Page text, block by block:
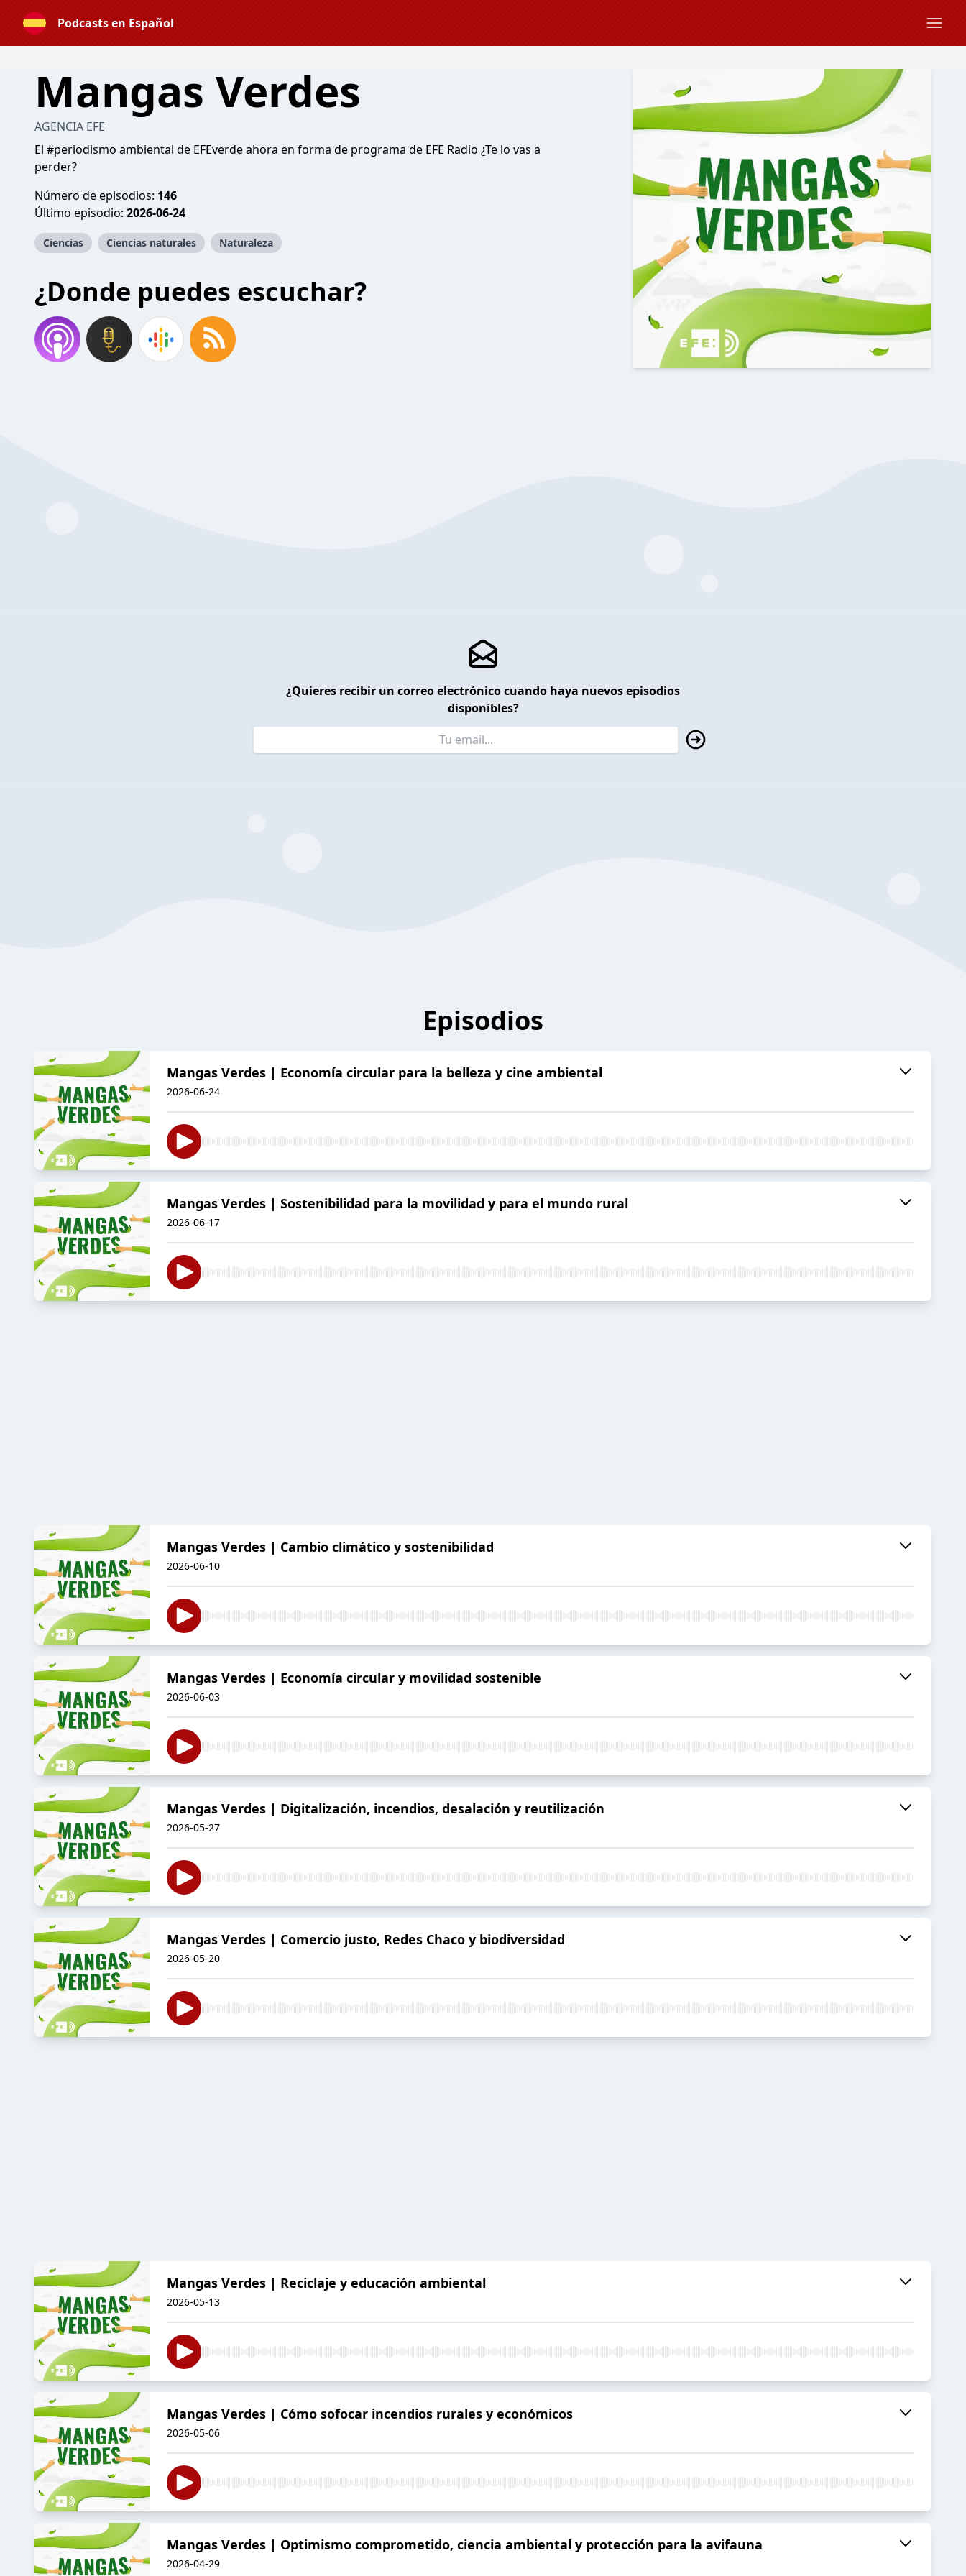
Podcasts en Español
Mangas Verdes
AGENCIA EFE
El #periodismo ambiental de EFEverde ahora en forma de programa de EFE Radio ¿Te lo vas a
perder?
Número de episodios: 146
Último episodio: 2026-06-24
Ciencias Ciencias naturales Naturaleza
¿Donde puedes escuchar?
¿Quieres recibir un correo electrónico cuando haya nuevos episodios
disponibles?
Episodios
Mangas Verdes | Economía circular para la belleza y cine ambiental
2026-06-24
Mangas Verdes | Sostenibilidad para la movilidad y para el mundo rural
2026-06-17
Mangas Verdes | Cambio climático y sostenibilidad
2026-06-10
Mangas Verdes | Economía circular y movilidad sostenible
2026-06-03
Mangas Verdes | Digitalización, incendios, desalación y reutilización
2026-05-27
Mangas Verdes | Comercio justo, Redes Chaco y biodiversidad
2026-05-20
Mangas Verdes | Reciclaje y educación ambiental
2026-05-13
Mangas Verdes | Cómo sofocar incendios rurales y económicos
2026-05-06
Mangas Verdes | Optimismo comprometido, ciencia ambiental y protección para la avifauna
2026-04-29